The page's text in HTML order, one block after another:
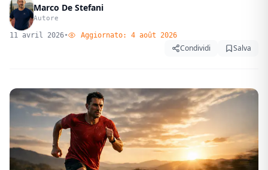
Marco De Stefani
Autore
11 avril 2026• Aggiornato: 4 août 2026
Condividi Salva